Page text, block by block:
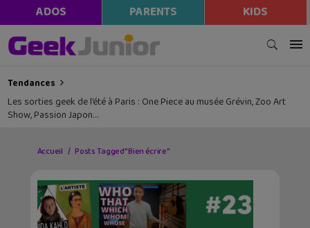
ADOS PARENTS KIDS
Tendances
Les sorties geek de l’été à Paris : One Piece au musée Grévin, Zoo Art
Show, Passion Japon…
Accueil Posts Tagged "Bien écrire"